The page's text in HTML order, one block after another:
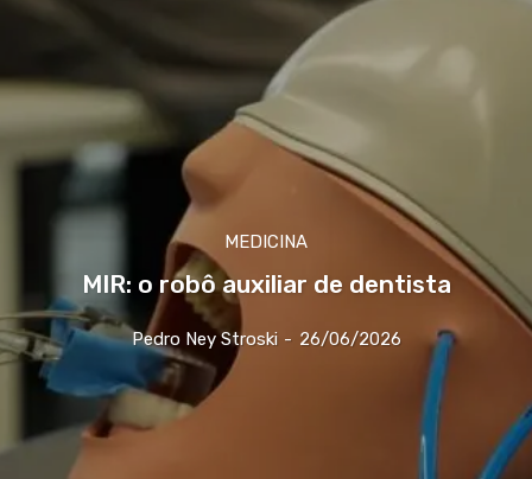
MEDICINA
MIR: o robô auxiliar de dentista
Pedro Ney Stroski - 26/06/2026